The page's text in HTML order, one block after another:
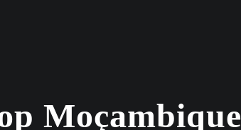
Moçambique